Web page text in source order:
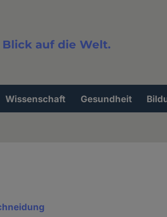
Blick auf die Welt.
Wissenschaft Gesundheit